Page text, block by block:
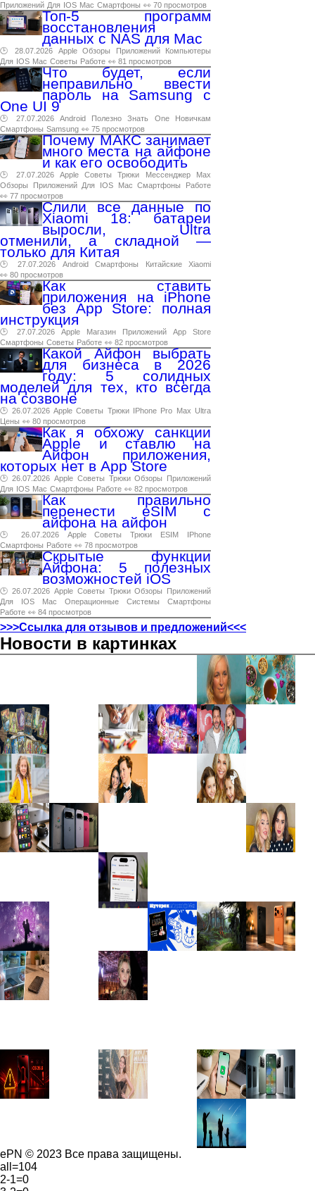
Приложений Для IOS Mac Смартфоны 👀 70 просмотров
Топ-5 программ
восстановления
данных с NAS для Mac
🕑 28.07.2026 Apple Обзоры Приложений
Компьютеры
Для IOS Mac Советы Работе 👀 81 просмотров
Что будет, если
неправильно ввести
пароль на Samsung с
One UI 9
🕑 27.07.2026 Android Полезно Знать One
Новичкам
Смартфоны Samsung 👀 75 просмотров
Почему МАКС занимает
много места на айфоне
и как его освободить
🕑 27.07.2026 Apple Советы Трюки Мессенджер
Max
Обзоры
Приложений Для IOS Mac Смартфоны
Работе
👀 77 просмотров
Слили все данные по
Xiaomi 18: батареи
выросли, Ultra
отменили, а складной —
только для Китая
🕑 27.07.2026 Android Смартфоны Китайские
Xiaomi
👀 80 просмотров
Как ставить
приложения на iPhone
без App Store: полная
инструкция
🕑 27.07.2026 Apple Магазин Приложений App
Store
Смартфоны Советы Работе 👀 82 просмотров
Какой Айфон выбрать
для бизнеса в 2026
году: 5 солидных
моделей для тех, кто всегда
на созвоне
🕑 26.07.2026 Apple Советы Трюки IPhone Pro Max
Ultra
Цены 👀 80 просмотров
Как я обхожу санкции
Apple и ставлю на
Айфон приложения,
которых нет в App Store
🕑 26.07.2026 Apple Советы Трюки Обзоры
Приложений
Для IOS Mac Смартфоны Работе 👀 82 просмотров
Как правильно
перенести eSIM с
айфона на айфон
🕑 26.07.2026 Apple Советы Трюки ESIM
IPhone
Смартфоны Работе 👀 78 просмотров
Скрытые функции
Айфона: 5 полезных
возможностей iOS
🕑 26.07.2026 Apple Советы Трюки Обзоры
Приложений
Для
IOS Mac Операционные Системы
Смартфоны
Работе 👀 84 просмотров
>>>Ссылка для отзывов и предложений<<<
Новости в картинках
ePN © 2023 Все права защищены.
all=104
2-1=0